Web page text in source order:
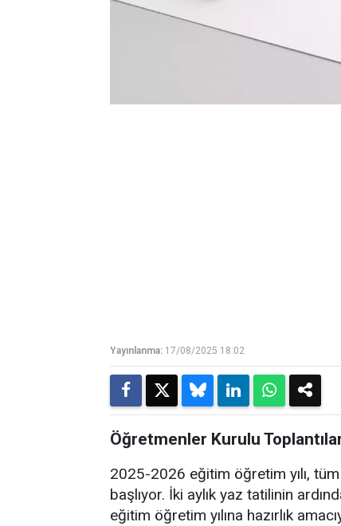
Yayınlanma: 17/08/2025 18:02
Öğretmenler Kurulu
2025-2026 eğitim öğretim yılı,
başlıyor. İki aylık yaz tatilinin
eğitim öğretim yılına hazırlık